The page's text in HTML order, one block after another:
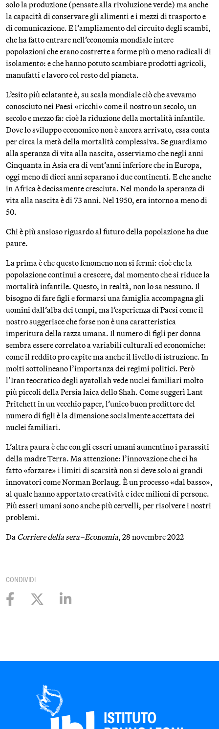
solo la produzione (pensate alla rivoluzione verde) ma anche
la capacità di conservare gli alimenti e i mezzi di trasporto e
di comunicazione. E l’ampliamento del circuito degli scambi,
che ha fatto entrare nell’economia mondiale intere
popolazioni che erano costrette a forme più o meno radicali di
isolamento: e che hanno potuto scambiare prodotti agricoli,
manufatti e lavoro col resto del pianeta.
L’esito più eclatante è, su scala mondiale ciò che avevamo
conosciuto nei Paesi «ricchi» come il nostro un secolo, un
secolo e mezzo fa: cioè la riduzione della mortalità infantile.
Dove lo sviluppo economico non è ancora arrivato, essa conta
per circa la metà della mortalità complessiva. Se guardiamo
alla speranza di vita alla nascita, osserviamo che negli anni
Cinquanta in Asia era di vent’anni inferiore che in Europa,
oggi meno di dieci anni separano i due continenti. E che anche
in Africa è decisamente cresciuta. Nel mondo la speranza di
vita alla nascita è di 73 anni. Nel 1950, era intorno a meno di
50.
Chi è più ansioso riguardo al futuro della popolazione ha due
paure.
La prima è che questo fenomeno non si fermi: cioè che la
popolazione continui a crescere, dal momento che si riduce la
mortalità infantile. Questo, in realtà, non lo sa nessuno. Il
bisogno di fare figli e formarsi una famiglia accompagna gli
uomini dall’alba dei tempi, ma l’esperienza di Paesi come il
nostro suggerisce che forse non è una caratteristica
imperitura della razza umana. Il numero di figli per donna
sembra essere correlato a variabili culturali ed economiche:
come il reddito pro capite ma anche il livello di istruzione. In
molti sottolineano l’importanza dei regimi politici. Però
l’Iran teocratico degli ayatollah vede nuclei familiari molto
più piccoli della Persia laica dello Shah. Come suggerì Lant
Pritchett in un vecchio paper, l’unico buon predittore del
numero di figli è la dimensione socialmente accettata dei
nuclei familiari.
L’altra paura è che con gli esseri umani aumentino i parassiti
della madre Terra. Ma attenzione: l’innovazione che ci ha
fatto «forzare» i limiti di scarsità non si deve solo ai grandi
innovatori come Norman Borlaug. È un processo «dal basso»,
al quale hanno apportato creatività e idee milioni di persone.
Più esseri umani sono anche più cervelli, per risolvere i nostri
problemi.
Da Corriere della sera–Economia, 28 novembre 2022
CONDIVIDI